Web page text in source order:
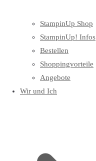
StampinUp Shop
StampinUp! Infos
Bestellen
Shoppingvorteile
Angebote
Wir und Ich